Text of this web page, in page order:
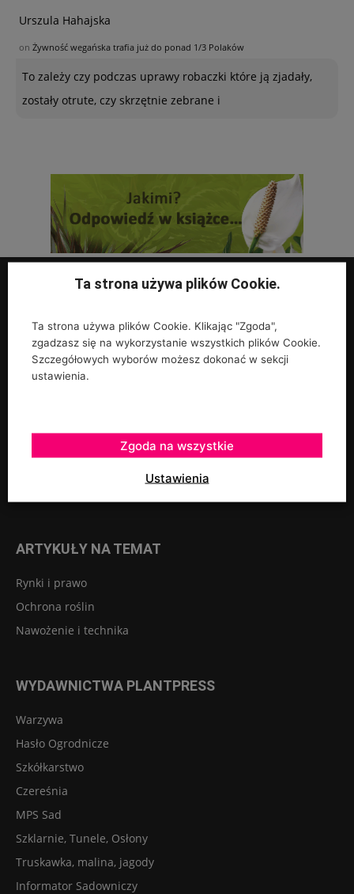
Urszula Hahajska
on Żywność wegańska trafia już do ponad 1/3 Polaków
To zależy czy podczas uprawy robaczki które ją zjadały,
zostały otrute, czy skrzętnie zebrane i
UPRAWY
Rośliny ozdobne
ARTYKUŁY NA TEMAT
Rynki i prawo
Ochrona roślin
Nawożenie i technika
WYDAWNICTWA PLANTPRESS
Warzywa
Hasło Ogrodnicze
Szkółkarstwo
Czereśnia
MPS Sad
Szklarnie, Tunele, Osłony
Truskawka, malina, jagody
Informator Sadowniczy
Ta strona używa plików Cookie.
Ta strona używa plików Cookie. Klikając "Zgoda",
zgadzasz się na wykorzystanie wszystkich plików Cookie.
Szczegółowych wyborów możesz dokonać w sekcji
ustawienia.
Ustawienia
Zgoda na wszystkie